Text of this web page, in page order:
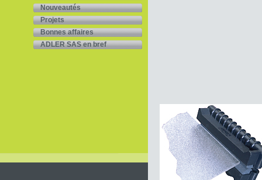
Nouveautés
Projets
Bonnes affaires
ADLER SAS en bref